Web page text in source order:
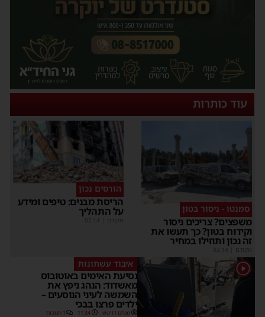
עוד כותרות
סמנטו - ניסור בטון
משפצים? צריכים ניסור
וקידוח בטון? כך תעשו את
זה נכון ותוזילו במחיר
מקודם
הורסים נכון
הריסת מבנים: טיפים ומידע
על התהליך
מקודם
1 איבוד עשתונות
נסיעת האימים באוטובוס
מאשדוד: הנהג ניפץ את
השמשה לעיני הנוסעים –
ילדים פרצו בבכי
מנחם דויטש 11:34 1 תגובות